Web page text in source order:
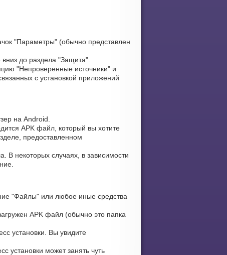
"Параметры" (обычно представлен
вниз до раздела "Защита".
"Непроверенные источники" и
с установкой приложений
на Android.
APK файл, который вы хотите
предоставленном
В некоторых случаях, в зависимости
"Файлы" или любое иные средства
APK файл (обычно это папка
установки. Вы увидите
установки может занять чуть